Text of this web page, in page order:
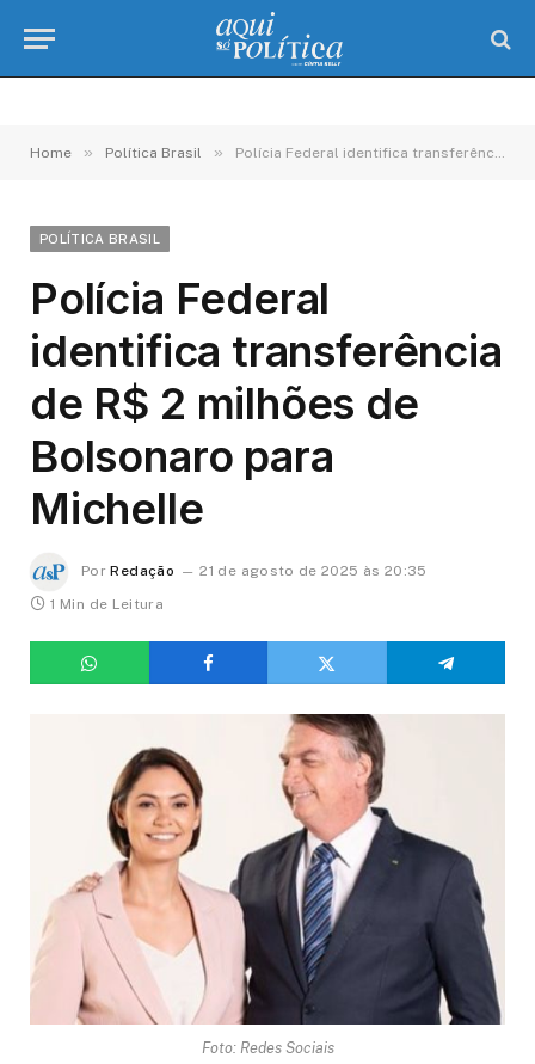
Home » Política Brasil » Polícia Federal identifica transferência de R$ 2 milhões de Bolsonaro para Michelle
POLÍTICA BRASIL
Polícia Federal
identifica transferência
de R$ 2 milhões de
Bolsonaro para
Michelle
Por Redação
21 de agosto de 2025 às 20:35
1 Min de Leitura
Foto: Redes Sociais